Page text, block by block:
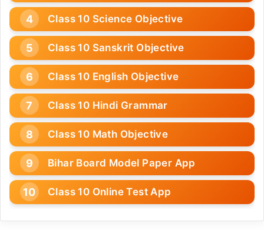
Class 10 Science Objective
Class 10 Sanskrit Objective
Class 10 English Objective
Class 10 Hindi Grammar
Class 10 Math Objective
Bihar Board Model Paper App
Class 10 Online Test App